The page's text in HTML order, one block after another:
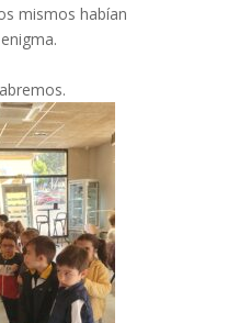
mismos habían